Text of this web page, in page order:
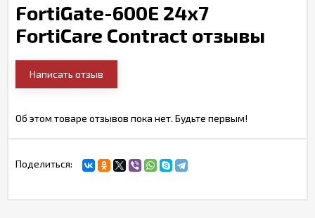
FortiGate-600E 24x7
FortiCare Contract отзывы
Написать отзыв
Об этом товаре отзывов пока нет. Будьте первым!
Поделиться: